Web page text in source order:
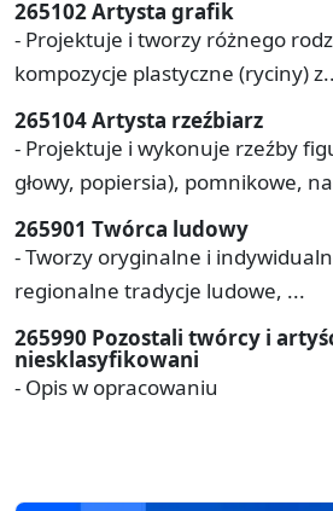
265102 Artysta grafik
- Projektuje i tworzy różnego
kompozycje plastyczne (ryciny)
265104 Artysta rzeźbiarz
- Projektuje i wykonuje rzeźby
głowy, popiersia), pomnikowe,
265901 Twórca ludowy
- Tworzy oryginalne i
regionalne tradycje ludowe, ...
265990 Pozostali twórcy i
niesklasyfikowani
- Opis w opracowaniu